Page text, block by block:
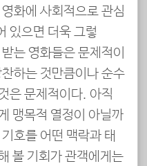
화에 사회적으로 관심
있으면 더욱 그렇
는 영화들은 문제적이
하는 것만큼이나 순수
은 문제적이다. 아직
맹목적 열정이 아닐까
호를 어떤 맥락과 태
볼 기회가 관객에게는